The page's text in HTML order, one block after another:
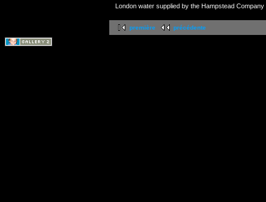
London water supplied by the Hampstead Company
première précédente